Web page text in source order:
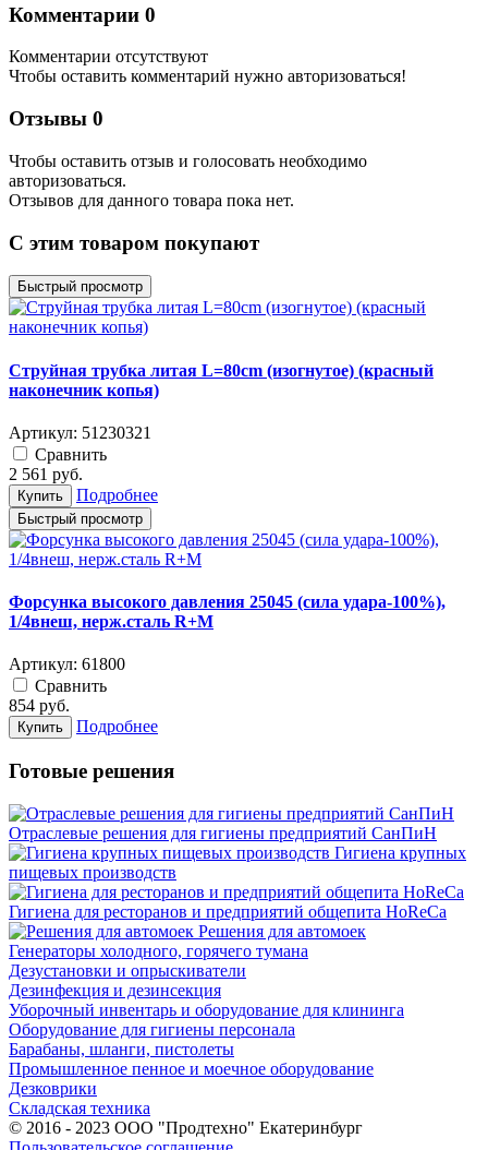
Комментарии 0
Комментарии отсутствуют
Чтобы оставить комментарий нужно авторизоваться!
Отзывы 0
Чтобы оcтавить отзыв и голосовать необходимо
авторизоваться.
Отзывов для данного товара пока нет.
C этим товаром покупают
Быстрый просмотр
Струйная трубка литая L=80cm (изогнутое) (красный
наконечник копья)
Артикул: 51230321
Cравнить
2 561 руб.
Купить Подробнее
Быстрый просмотр
Форсунка высокого давления 25045 (сила удара-100%),
1/4внеш, нерж.сталь R+M
Артикул: 61800
Cравнить
854 руб.
Купить Подробнее
Готовые решения
Отраслевые решения для гигиены предприятий СанПиН
Гигиена крупных
пищевых производств
Гигиена для ресторанов и предприятий общепита HoReCa
Решения для автомоек
Генераторы холодного, горячего тумана
Дезустановки и опрыскиватели
Дезинфекция и дезинсекция
Уборочный инвентарь и оборудование для клининга
Оборудование для гигиены персонала
Барабаны, шланги, пистолеты
Промышленное пенное и моечное оборудование
Дезковрики
Складская техника
© 2016 - 2023 ООО "Продтехно" Екатеринбург